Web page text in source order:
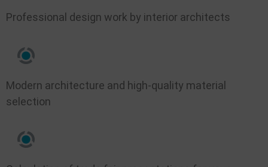
Professional design work by interior architects
Modern architecture and high-quality material
selection